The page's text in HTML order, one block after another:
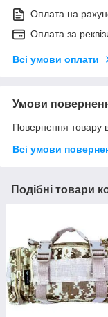
Оплата на
Оплата за
Всі умови оплати
Умови
Повернення товару
Всі умови
Подібні товари